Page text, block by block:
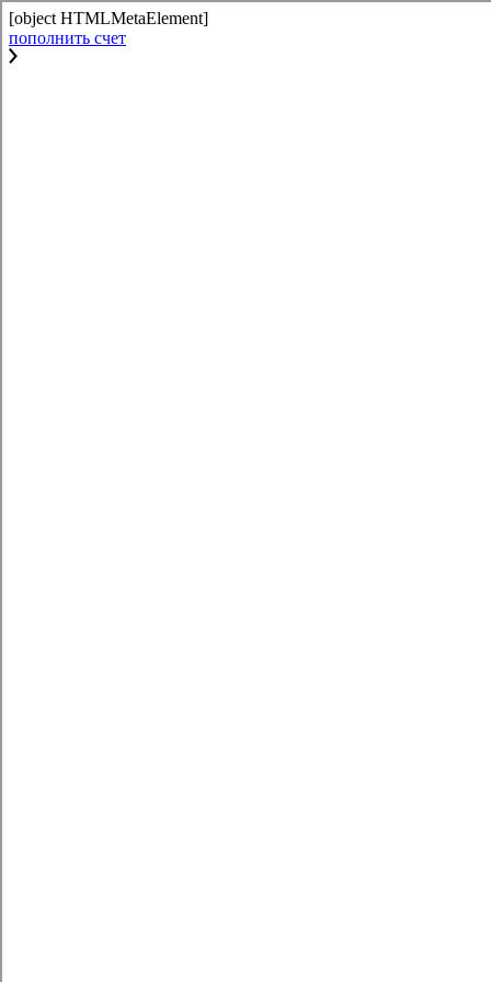
[object HTMLMetaElement]
пополнить счет